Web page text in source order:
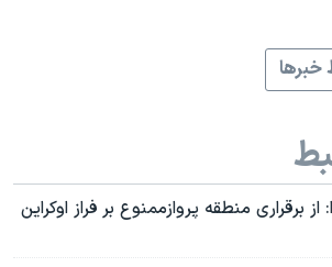
از برقراری منطقه پروازممنوع بر فراز اوکراین